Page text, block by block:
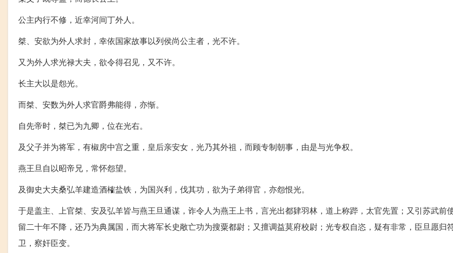
公主内行不修，近幸河间丁外人。
桀、安欲为外人求封，幸依国家故事以列侯尚公主者，光不许。
又为外人求光禄大夫，欲令得召见，又不许。
长主大以是怨光。
而桀、安数为外人求官爵弗能得，亦惭。
自先帝时，桀已为九卿，位在光右。
及父子并为将军，有椒房中宫之重，皇后亲安女，光乃其外祖，而顾专制朝事，由是与光争权。
燕王旦自以昭帝兄，常怀怨望。
及御史大夫桑弘羊建造酒榷盐铁，为国兴利，伐其功，欲为子弟得官，亦怨恨光。
于是盖主、上官桀、安及弘羊皆与燕王旦通谋，诈令人为燕王上书，言光出都肄羽林，道上称跸，太官先置；又引苏武前
留二十年不降，还乃为典属国，而大将军长史敞亡功为搜粟都尉；又擅调益莫府校尉；光专权自恣，疑有非常，臣旦愿归
卫，察奸臣变。